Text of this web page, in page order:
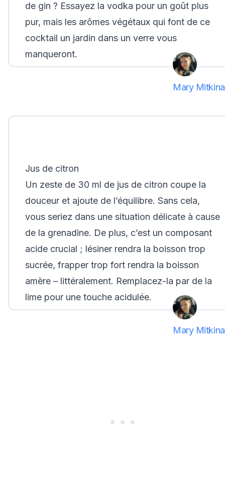
de gin ? Essayez la vodka pour un goût plus
pur, mais les arômes végétaux qui font de ce
cocktail un jardin dans un verre vous
manqueront.
Mary Mitkina
Jus de citron
Un zeste de 30 ml de jus de citron coupe la
douceur et ajoute de l’équilibre. Sans cela,
vous seriez dans une situation délicate à cause
de la grenadine. De plus, c’est un composant
acide crucial ; lésiner rendra la boisson trop
sucrée, frapper trop fort rendra la boisson
amère – littéralement. Remplacez-la par de la
lime pour une touche acidulée.
Mary Mitkina